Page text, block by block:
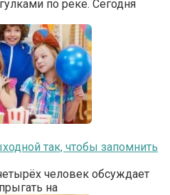
по реке. Сегодня
так, чтобы запомнить
человек обсуждает
на